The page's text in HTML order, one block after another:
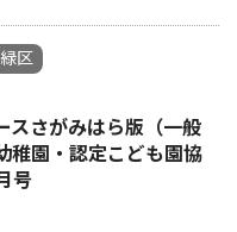
区
スさがみはら版（一般
稚園・認定こども園協
号